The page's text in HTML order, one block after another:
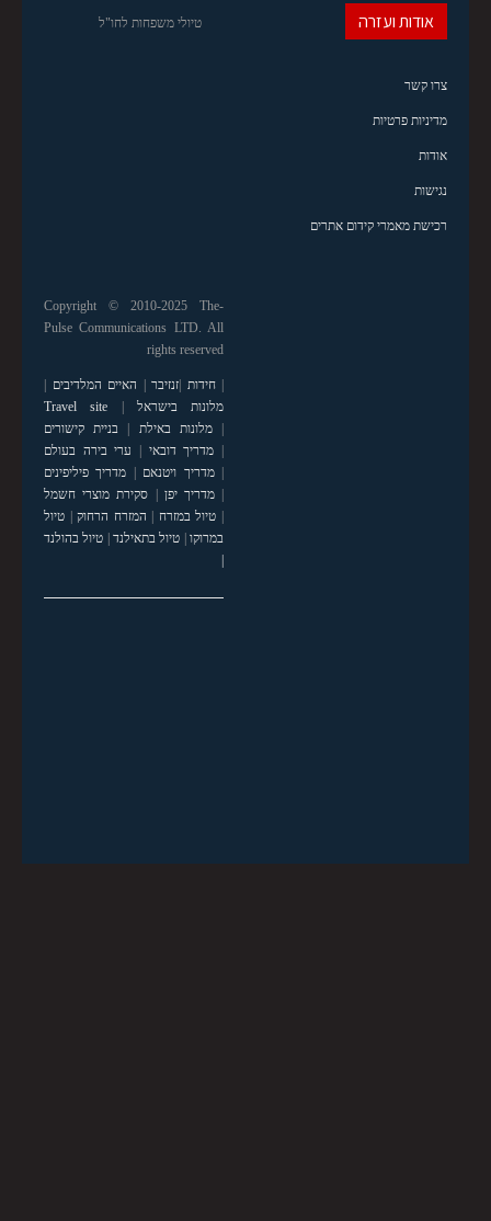
טיולי משפחות לחו"ל אודות ועזרה
צרו קשר
מדיניות פרטיות
אודות
נגישות
רכישת מאמרי קידום אתרים
Copyright © 2010-2025 The-
Pulse Communications LTD. All
rights reserved
|חידות |זנזיבר | האיים המלדיבים |
מלונות בישראל |
Travel site
|מלונות באילת | בניית קישורים
| מדריך דובאי | ערי בירה בעולם
|מדריך ויטנאם | מדריך פיליפינים
|מדריך יפן | סקירת מוצרי חשמל
| טיול במזרח | המזרח הרחוק| טיול
במרוקו| טיול בתאילנד| טיול בהולנד
|